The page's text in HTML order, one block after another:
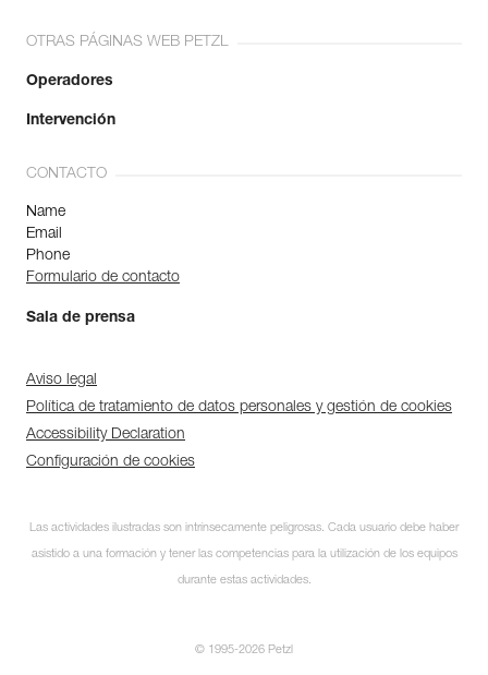
OTRAS PÁGINAS WEB PETZL
Operadores
Intervención
CONTACTO
Name
Email
Phone
Formulario de contacto
Sala de prensa
Aviso legal
Política de tratamiento de datos personales y gestión de cookies
Accessibility Declaration
Configuración de cookies
Las actividades ilustradas son intrínsecamente peligrosas. Cada usuario debe haber
asistido a una formación y tener las competencias para la utilización de los equipos
durante estas actividades.
© 1995-2026 Petzl